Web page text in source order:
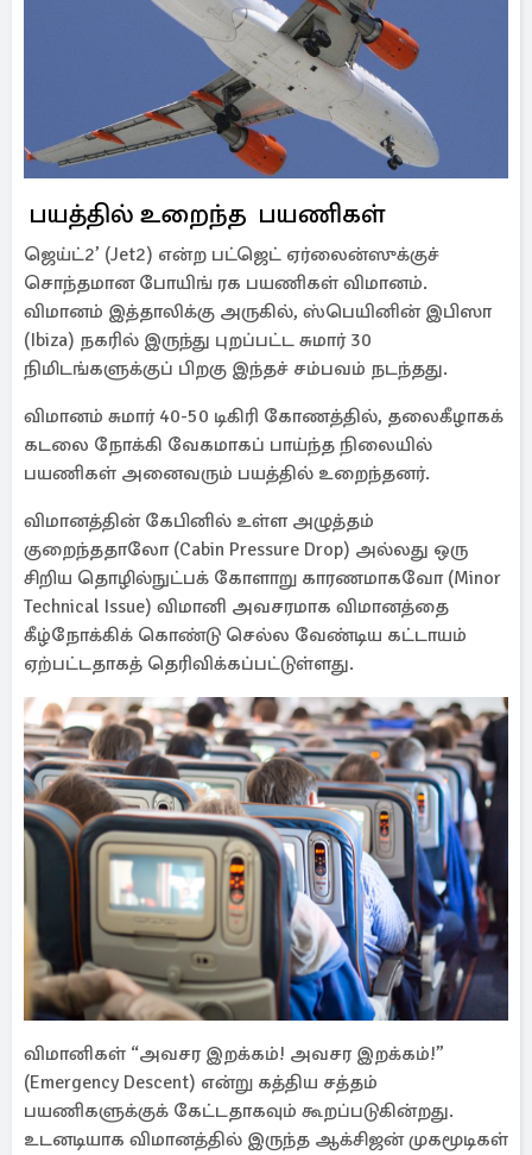
பயத்தில் உறைந்த பயணிகள்
ஜெய்ட்2’ (Jet2) என்ற பட்ஜெட் ஏர்லைன்ஸுக்குச்
சொந்தமான போயிங் ரக பயணிகள் விமானம்.
விமானம் இத்தாலிக்கு அருகில், ஸ்பெயினின் இபிஸா
(Ibiza) நகரில் இருந்து புறப்பட்ட சுமார் 30
நிமிடங்களுக்குப் பிறகு இந்தச் சம்பவம் நடந்தது.
விமானம் சுமார் 40-50 டிகிரி கோணத்தில், தலைகீழாகக்
கடலை நோக்கி வேகமாகப் பாய்ந்த நிலையில்
பயணிகள் அனைவரும் பயத்தில் உறைந்தனர்.
விமானத்தின் கேபினில் உள்ள அழுத்தம்
குறைந்ததாலோ (Cabin Pressure Drop) அல்லது ஒரு
சிறிய தொழில்நுட்பக் கோளாறு காரணமாகவோ (Minor
Technical Issue) விமானி அவசரமாக விமானத்தை
கீழ்நோக்கிக் கொண்டு செல்ல வேண்டிய கட்டாயம்
ஏற்பட்டதாகத் தெரிவிக்கப்பட்டுள்ளது.
விமானிகள் “அவசர இறக்கம்! அவசர இறக்கம்!”
(Emergency Descent) என்று கத்திய சத்தம்
பயணிகளுக்குக் கேட்டதாகவும் கூறப்படுகின்றது.
உடனடியாக விமானத்தில் இருந்த ஆக்சிஜன் முகமூடிகள்